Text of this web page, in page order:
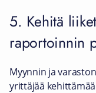
5. Kehitä
raportoinnin
Myynnin ja
yrittäjää